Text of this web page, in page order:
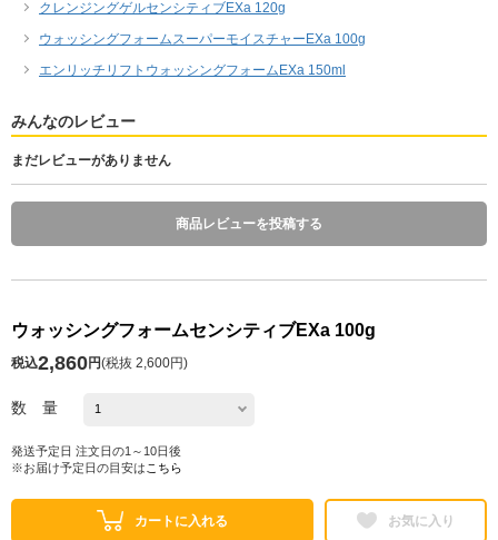
クレンジングゲルセンシティブEXa 120g
ウォッシングフォームスーパーモイスチャーEXa 100g
エンリッチリフトウォッシングフォームEXa 150ml
みんなのレビュー
まだレビューがありません
商品レビューを投稿する
ウォッシングフォームセンシティブEXa 100g
税込2,860円(税抜 2,600円)
数 量
発送予定日 注文日の1～10日後
※お届け予定日の目安は こちら
カートに入れる お気に入り